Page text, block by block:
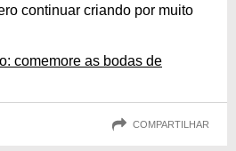
continuar criando por muito
comemore as bodas de
COMPARTILHAR